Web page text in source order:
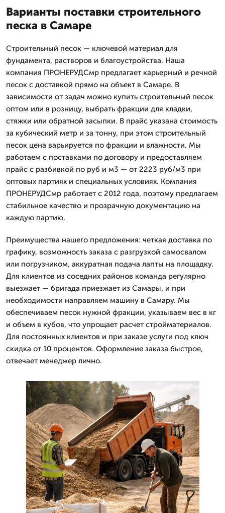
Варианты поставки строительного
песка в Самаре
Строительный песок — ключевой материал для
фундамента, растворов и благоустройства. Наша
компания ПРОНЕРУДСмр предлагает карьерный и речной
песок с доставкой прямо на объект в Самаре. В
зависимости от задач можно купить строительный песок
оптом или в розницу, выбрать фракции для кладки,
стяжки или обратной засыпки. В прайс указана стоимость
за кубический метр и за тонну, при этом строительный
песок цена варьируется по фракции и влажности. Мы
работаем с поставками по договору и предоставляем
прайс с разбивкой по руб и м3 — от 2223 руб/м3 при
оптовых партиях и специальных условиях. Компания
ПРОНЕРУДСмр работает с 2012 года, поэтому предлагаем
стабильное качество и прозрачную документацию на
каждую партию.
Преимущества нашего предложения: четкая доставка по
графику, возможность заказа с разгрузкой самосвалом
или погрузчиком, аккуратная подача лапты на площадку.
Для клиентов из соседних районов команда регулярно
выезжает — бригада приезжает из Самары, и при
необходимости направляем машину в Самару. Мы
обеспечиваем песок нужной фракции, указываем вес в кг
и объем в кубов, что упрощает расчет стройматериалов.
Для постоянных клиентов и при заказе услуги под ключ
скидка от 10 процентов. Оформление заказа быстрое,
отвечает менеджер лично.